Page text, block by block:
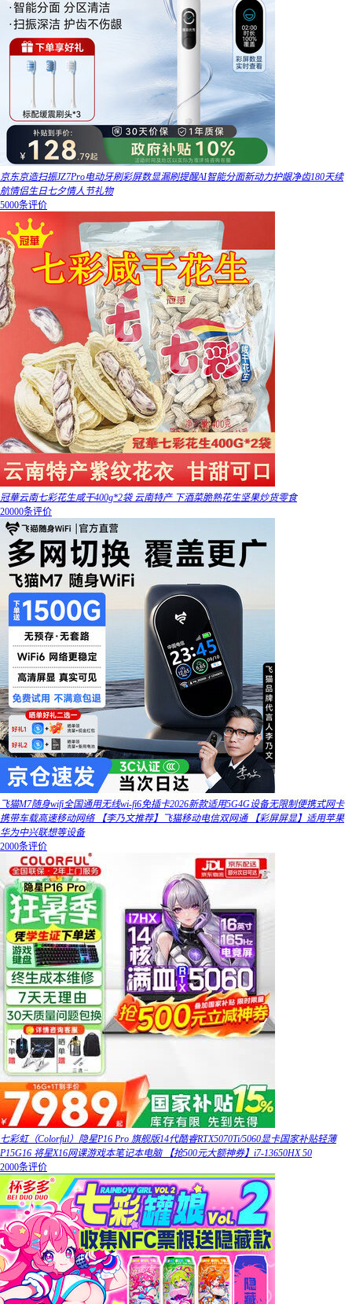
京东京造扫振JZ7Pro电动牙刷彩屏数显漏刷提醒AI智能分面新动力护龈净齿180天续
航情侣生日七夕情人节礼物
5000条评价
冠華云南七彩花生咸干400g*2袋 云南特产 下酒菜脆熟花生坚果炒货零食
20000条评价
飞猫M7随身wifi全国通用无线wi-fi6免插卡2026新款适用5G4G设备无限制便携式网卡
携带车载高速移动网络 【李乃文推荐】飞猫移动电信双网通 【彩屏屏显】适用苹果
华为中兴联想等设备
2000条评价
七彩虹（Colorful）隐星P16 Pro 旗舰版14代酷睿RTX5070Ti/5060显卡国家补贴轻薄
P15G16 将星X16网课游戏本笔记本电脑 【抢500元大额神券】i7-13650HX 50
2000条评价